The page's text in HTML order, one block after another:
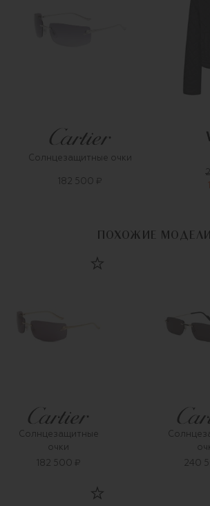
Солнцезащитные очки
182 500 ₽
ПОХОЖИЕ МОДЕЛИ
Солнцезащитные
очки
182 500 ₽
240